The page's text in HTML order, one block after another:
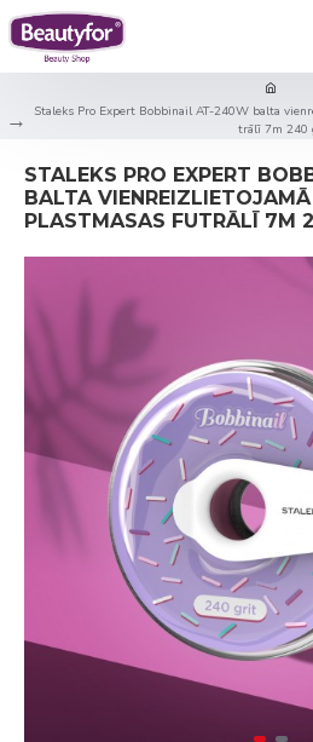
Staleks Pro Expert Bobbinail AT-240W balta
trālī 7m 240
STALEKS PRO EXPERT
BALTA
PLASTMASAS FUTRĀLĪ 7M